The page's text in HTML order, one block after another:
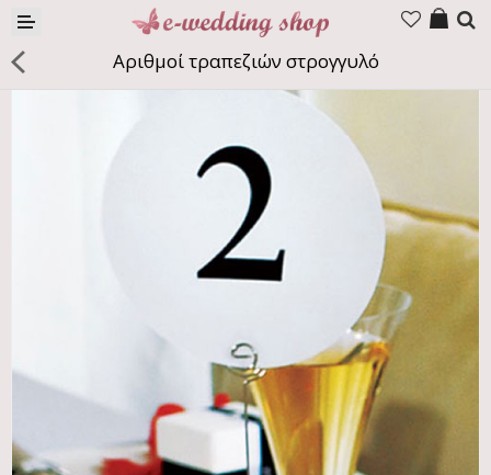
Προϊόντα
Εταιρία
Αριθμοί τραπεζιών στρογγυλό